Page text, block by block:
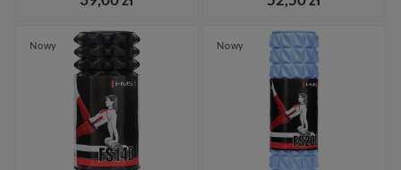
Nowy Nowy